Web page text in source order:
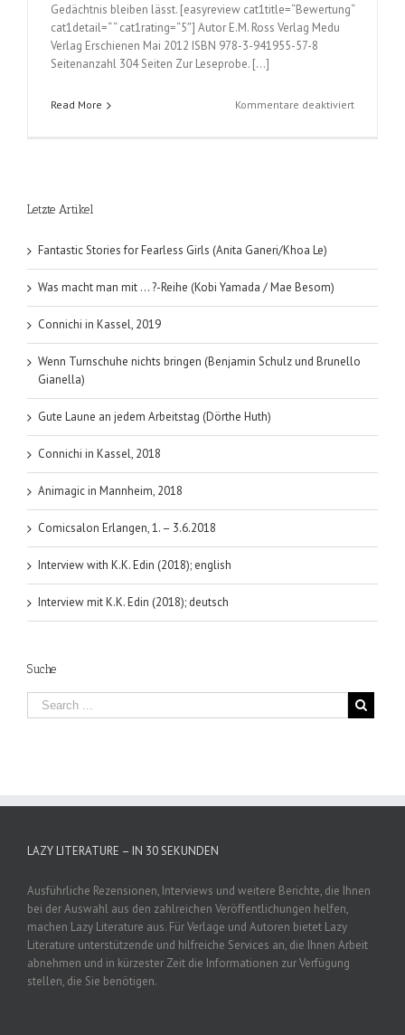
Gedächtnis bleiben lässt. [easyreview cat1title=“Bewertung“
cat1detail=“ “ cat1rating=“5″] Autor E.M. Ross Verlag Medu
Verlag Erschienen Mai 2012 ISBN 978-3-941955-57-8
Seitenanzahl 304 Seiten Zur Leseprobe. […]
Read More Kommentare deaktiviertfür
Letzte Artikel
Fantastic Stories for Fearless Girls (Anita Ganeri/Khoa Le)
Was macht man mit … ?-Reihe (Kobi Yamada / Mae Besom)
Connichi in Kassel, 2019
Wenn Turnschuhe nichts bringen (Benjamin Schulz und Brunello
Gianella)
Gute Laune an jedem Arbeitstag (Dörthe Huth)
Connichi in Kassel, 2018
Animagic in Mannheim, 2018
Comicsalon Erlangen, 1. – 3.6.2018
Interview with K.K. Edin (2018); english
Interview mit K.K. Edin (2018); deutsch
Suche
LAZY LITERATURE – IN 30 SEKUNDEN
Ausführliche Rezensionen, Interviews und weitere Berichte, die Ihnen
bei der Auswahl aus den zahlreichen Veröffentlichungen helfen,
machen Lazy Literature aus. Für Verlage und Autoren bietet Lazy
Literature unterstützende und hilfreiche Services an, die Ihnen Arbeit
abnehmen und in kürzester Zeit die Informationen zur Verfügung
stellen, die Sie benötigen.